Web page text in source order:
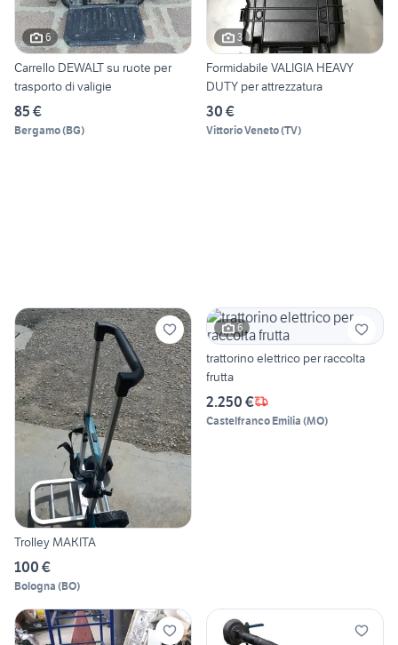
6
Carrello DEWALT su ruote per
trasporto di valigie
85 €
Bergamo(BG)
3
Formidabile VALIGIA HEAVY
DUTY per attrezzatura
30 €
Vittorio Veneto(TV)
Trolley MAKITA
100 €
Bologna (BO)
6
trattorino elettrico per raccolta
frutta
2.250 €
Castelfranco Emilia (MO)